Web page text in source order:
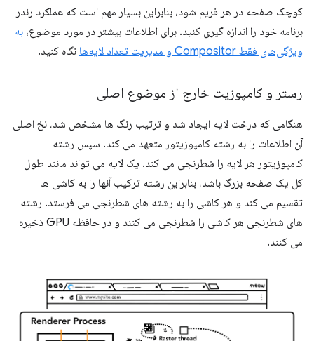
کوچک صفحه در هر فریم شود، بنابراین بسیار مهم است که عملکرد رندر
برنامه خود را اندازه گیری کنید. برای اطلاعات بیشتر در مورد موضوع، به
ویژگی‌های فقط Compositor و مدیریت تعداد لایه‌ها
نگاه کنید.
رستر و کامپوزیت خارج از موضوع اصلی
هنگامی که درخت لایه ایجاد شد و ترتیب رنگ ها مشخص شد، نخ اصلی
آن اطلاعات را به رشته کامپوزیتور متعهد می کند. سپس رشته
کامپوزیتور هر لایه را شطرنجی می کند. یک لایه می تواند مانند طول
کل یک صفحه بزرگ باشد، بنابراین رشته ترکیب آنها را به کاشی ها
تقسیم می کند و هر کاشی را به رشته های شطرنجی می فرستد. رشته
های شطرنجی هر کاشی را شطرنجی می کنند و در حافظه GPU ذخیره
می کنند.